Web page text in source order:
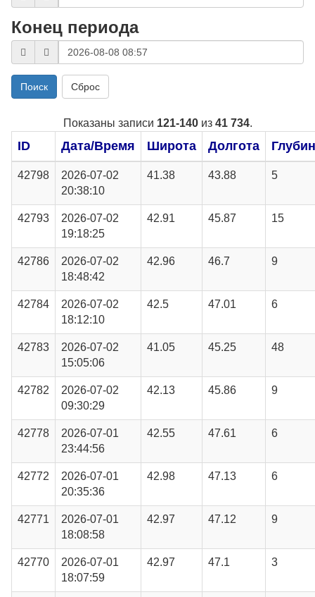
Конец периода
Поиск Сброс
Показаны записи 121-140из 41 734.
ID Дата/Время Широта Долгота
42798
2026-07-02
20:38:10
41.38 43.88 5
42793
2026-07-02
19:18:25
42.91 45.87 15
42786
2026-07-02
18:48:42
42.96 46.7 9
42784
2026-07-02
18:12:10
42.5 47.01 6
42783
2026-07-02
15:05:06
41.05 45.25 48
42782
2026-07-02
09:30:29
42.13 45.86 9
42778
2026-07-01
23:44:56
42.55 47.61 6
42772
2026-07-01
20:35:36
42.98 47.13 6
42771
2026-07-01
18:08:58
42.97 47.12 9
42770
2026-07-01
18:07:59
42.97 47.1 3